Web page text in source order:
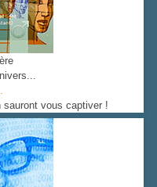
vous captiver !